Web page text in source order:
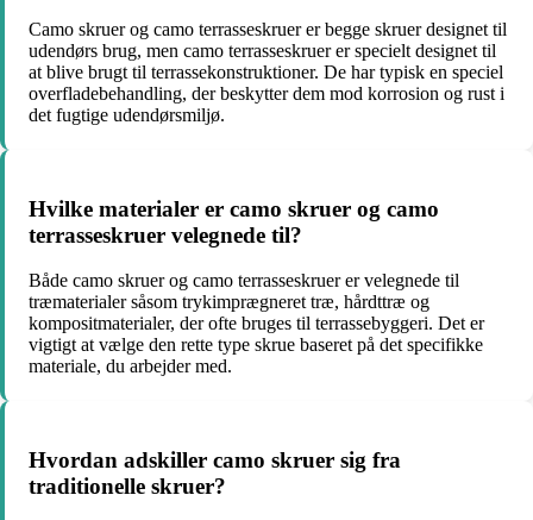
Camo skruer og camo terrasseskruer er begge skruer designet til
udendørs brug, men camo terrasseskruer er specielt designet til
at blive brugt til terrassekonstruktioner. De har typisk en speciel
overfladebehandling, der beskytter dem mod korrosion og rust i
det fugtige udendørsmiljø.
Hvilke materialer er camo skruer og camo
terrasseskruer velegnede til?
Både camo skruer og camo terrasseskruer er velegnede til
træmaterialer såsom trykimprægneret træ, hårdttræ og
kompositmaterialer, der ofte bruges til terrassebyggeri. Det er
vigtigt at vælge den rette type skrue baseret på det specifikke
materiale, du arbejder med.
Hvordan adskiller camo skruer sig fra
traditionelle skruer?